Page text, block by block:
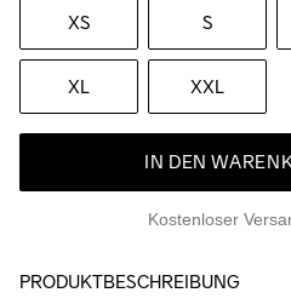
XS S
XL XXL
IN DEN
Kostenloser
PRODUKTBESCHREIBUNG